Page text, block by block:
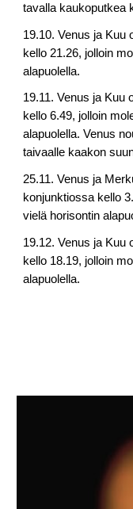
tavalla kaukoputkea
19.10. Venus ja Kuu
kello 21.26, jolloin
alapuolella.
19.11. Venus ja Kuu
kello 6.49, jolloin
alapuolella. Venus
taivaalle kaakon
25.11. Venus ja
konjunktiossa kello
vielä horisontin
19.12. Venus ja Kuu
kello 18.19, jolloin
alapuolella.